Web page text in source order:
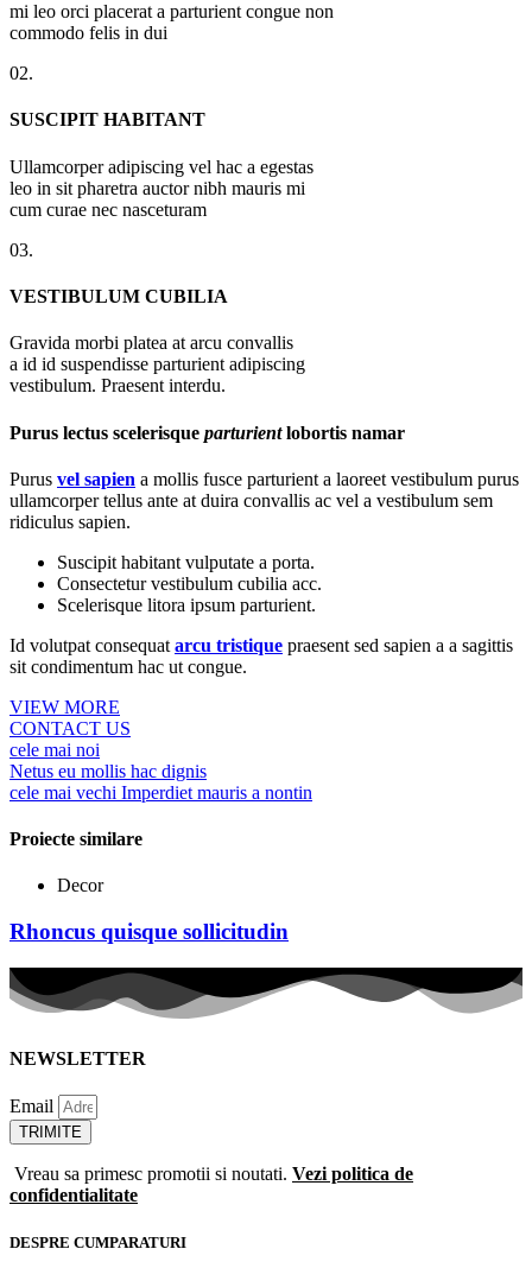
mi leo orci placerat a parturient congue non
commodo felis in dui
02.
SUSCIPIT HABITANT
Ullamcorper adipiscing vel hac a egestas
leo in sit pharetra auctor nibh mauris mi
cum curae nec nasceturam
03.
VESTIBULUM CUBILIA
Gravida morbi platea at arcu convallis
a id id suspendisse parturient adipiscing
vestibulum. Praesent interdu.
Purus lectus scelerisque parturientlobortis namar
Purus vel sapien a mollis fusce parturient a laoreet vestibulum purus
ullamcorper tellus ante at duira convallis ac vel a vestibulum sem
ridiculus sapien.
Suscipit habitant vulputate a porta.
Consectetur vestibulum cubilia acc.
Scelerisque litora ipsum parturient.
Id volutpat consequat arcu tristique praesent sed sapien a a sagittis
sit condimentum hac ut congue.
VIEW MORE
CONTACT US
cele mai noi
Netus eu mollis hac dignis
cele mai vechi Imperdiet mauris a nontin
Proiecte similare
Decor
Rhoncus quisque sollicitudin
NEWSLETTER
Email
TRIMITE
Vreau sa primesc promotii si noutati. Vezi politica de
confidentialitate
DESPRE CUMPARATURI